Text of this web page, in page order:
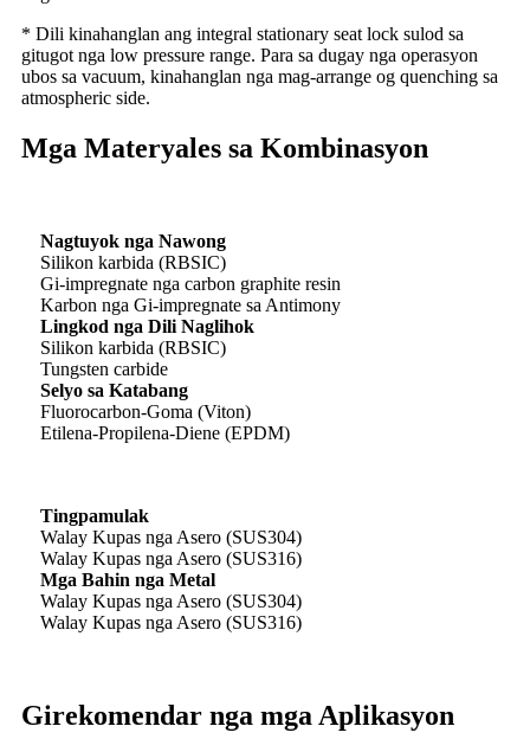
* Dili kinahanglan ang integral stationary seat lock sulod sa
gitugot nga low pressure range. Para sa dugay nga operasyon
ubos sa vacuum, kinahanglan nga mag-arrange og quenching sa
atmospheric side.
Mga Materyales sa Kombinasyon
Nagtuyok nga Nawong
Silikon karbida (RBSIC)
Gi-impregnate nga carbon graphite resin
Karbon nga Gi-impregnate sa Antimony
Lingkod nga Dili Naglihok
Silikon karbida (RBSIC)
Tungsten carbide
Selyo sa Katabang
Fluorocarbon-Goma (Viton)
Etilena-Propilena-Diene (EPDM)
Tingpamulak
Walay Kupas nga Asero (SUS304)
Walay Kupas nga Asero (SUS316)
Mga Bahin nga Metal
Walay Kupas nga Asero (SUS304)
Walay Kupas nga Asero (SUS316)
Girekomendar nga mga Aplikasyon